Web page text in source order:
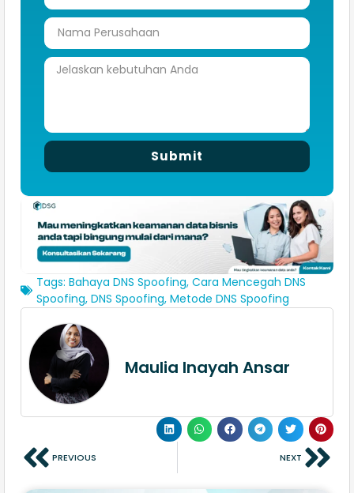
Submit
Tags: Bahaya DNS Spoofing, Cara Mencegah DNS
Spoofing, DNS Spoofing, Metode DNS Spoofing
Maulia Inayah Ansar
PREVIOUS NEXT